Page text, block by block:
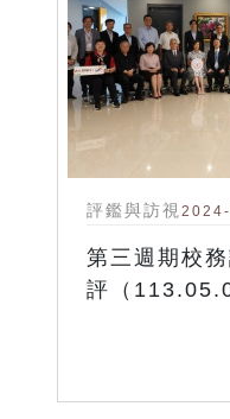
評鑑與訪視
第三週期校
評（